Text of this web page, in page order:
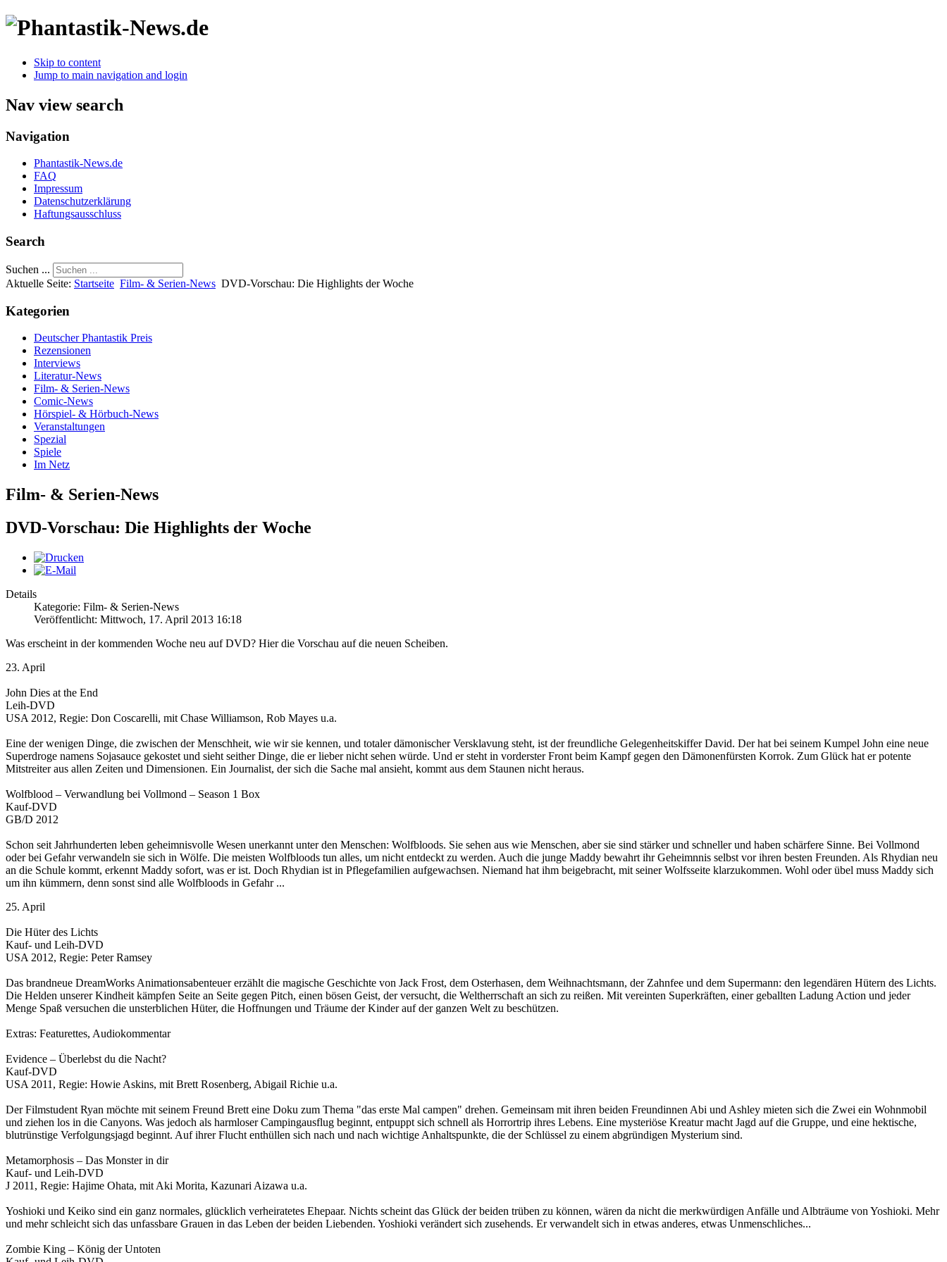
Skip to content
Jump to main navigation and login
Nav view search
Navigation
Phantastik-News.de
FAQ
Impressum
Datenschutzerklärung
Haftungsausschluss
Search
Suchen ...
Aktuelle Seite: Startseite Film- & Serien-News DVD-Vorschau: Die Highlights der Woche
Kategorien
Deutscher Phantastik Preis
Rezensionen
Interviews
Literatur-News
Film- & Serien-News
Comic-News
Hörspiel- & Hörbuch-News
Veranstaltungen
Spezial
Spiele
Im Netz
Film- & Serien-News
DVD-Vorschau: Die Highlights der Woche
Details
Kategorie: Film- & Serien-News
Veröffentlicht: Mittwoch, 17. April 2013 16:18
Was erscheint in der kommenden Woche neu auf DVD? Hier die Vorschau auf die neuen Scheiben.
23. April
John Dies at the End
Leih-DVD
USA 2012, Regie: Don Coscarelli, mit Chase Williamson, Rob Mayes u.a.
Eine der wenigen Dinge, die zwischen der Menschheit, wie wir sie kennen, und totaler dämonischer Versklavung steht, ist der freundliche Gelegenheitskiffer David. Der hat bei seinem Kumpel John eine neue
Superdroge namens Sojasauce gekostet und sieht seither Dinge, die er lieber nicht sehen würde. Und er steht in vorderster Front beim Kampf gegen den Dämonenfürsten Korrok. Zum Glück hat er potente
Mitstreiter aus allen Zeiten und Dimensionen. Ein Journalist, der sich die Sache mal ansieht, kommt aus dem Staunen nicht heraus.
Wolfblood – Verwandlung bei Vollmond – Season 1 Box
Kauf-DVD
GB/D 2012
Schon seit Jahrhunderten leben geheimnisvolle Wesen unerkannt unter den Menschen: Wolfbloods. Sie sehen aus wie Menschen, aber sie sind stärker und schneller und haben schärfere Sinne. Bei Vollmond
oder bei Gefahr verwandeln sie sich in Wölfe. Die meisten Wolfbloods tun alles, um nicht entdeckt zu werden. Auch die junge Maddy bewahrt ihr Geheimnnis selbst vor ihren besten Freunden. Als Rhydian neu
an die Schule kommt, erkennt Maddy sofort, was er ist. Doch Rhydian ist in Pflegefamilien aufgewachsen. Niemand hat ihm beigebracht, mit seiner Wolfsseite klarzukommen. Wohl oder übel muss Maddy sich
um ihn kümmern, denn sonst sind alle Wolfbloods in Gefahr ...
25. April
Die Hüter des Lichts
Kauf- und Leih-DVD
USA 2012, Regie: Peter Ramsey
Das brandneue DreamWorks Animationsabenteuer erzählt die magische Geschichte von Jack Frost, dem Osterhasen, dem Weihnachtsmann, der Zahnfee und dem Supermann: den legendären Hütern des Lichts.
Die Helden unserer Kindheit kämpfen Seite an Seite gegen Pitch, einen bösen Geist, der versucht, die Weltherrschaft an sich zu reißen. Mit vereinten Superkräften, einer geballten Ladung Action und jeder
Menge Spaß versuchen die unsterblichen Hüter, die Hoffnungen und Träume der Kinder auf der ganzen Welt zu beschützen.
Extras: Featurettes, Audiokommentar
Evidence – Überlebst du die Nacht?
Kauf-DVD
USA 2011, Regie: Howie Askins, mit Brett Rosenberg, Abigail Richie u.a.
Der Filmstudent Ryan möchte mit seinem Freund Brett eine Doku zum Thema "das erste Mal campen" drehen. Gemeinsam mit ihren beiden Freundinnen Abi und Ashley mieten sich die Zwei ein Wohnmobil
und ziehen los in die Canyons. Was jedoch als harmloser Campingausflug beginnt, entpuppt sich schnell als Horrortrip ihres Lebens. Eine mysteriöse Kreatur macht Jagd auf die Gruppe, und eine hektische,
blutrünstige Verfolgungsjagd beginnt. Auf ihrer Flucht enthüllen sich nach und nach wichtige Anhaltspunkte, die der Schlüssel zu einem abgründigen Mysterium sind.
Metamorphosis – Das Monster in dir
Kauf- und Leih-DVD
J 2011, Regie: Hajime Ohata, mit Aki Morita, Kazunari Aizawa u.a.
Yoshioki und Keiko sind ein ganz normales, glücklich verheiratetes Ehepaar. Nichts scheint das Glück der beiden trüben zu können, wären da nicht die merkwürdigen Anfälle und Albträume von Yoshioki. Mehr
und mehr schleicht sich das unfassbare Grauen in das Leben der beiden Liebenden. Yoshioki verändert sich zusehends. Er verwandelt sich in etwas anderes, etwas Unmenschliches...
Zombie King – König der Untoten